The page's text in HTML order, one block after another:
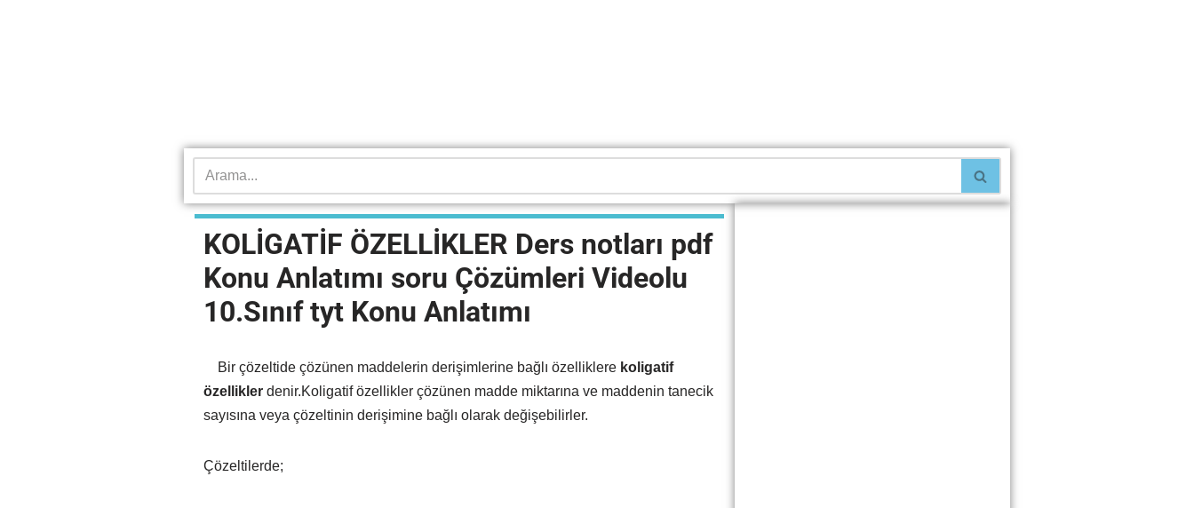
KOLİGATİF ÖZELLİKLER Ders notları pdf
Konu Anlatımı soru Çözümleri Videolu
10.Sınıf tyt Konu Anlatımı
Bir çözeltide çözünen maddelerin derişimlerine bağlı özelliklere koligatif
özellikler de­nir.Koligatif özellikler çözünen madde miktarına ve maddenin tanecik
sayısına veya çözeltinin derişimine bağlı olarak değişebilirler.
Çözeltilerde;